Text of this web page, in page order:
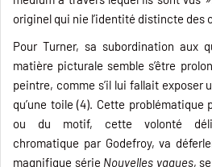
originel qui nie l’identité distincte des
Pour Turner, sa subordination aux
matière picturale semble s’être
peintre, comme s’il lui fallait exposer
qu’une toile (4). Cette
ou du motif, cette volonté
chromatique par Godefroy, va
magnifique série Nouvelles vagues,